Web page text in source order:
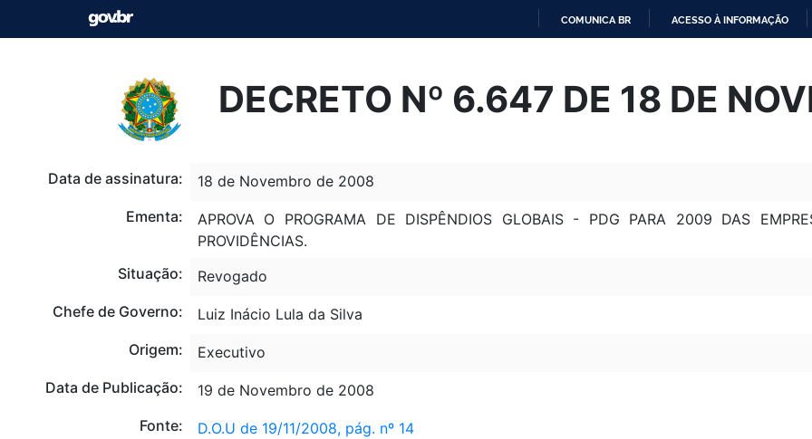
O
CONTEÚDO
COMUNICA BR ACESSO À INFORMAÇÃO
DECRETO Nº 6.647 DE 18 DE
Data de assinatura:
18 de Novembro de 2008
Ementa:
APROVA O PROGRAMA DE DISPÊNDIOS GLOBAIS - PDG PARA 2009 DAS
PROVIDÊNCIAS.
Situação:
Revogado
Chefe de Governo:
Luiz Inácio Lula da Silva
Origem:
Executivo
Data de Publicação:
19 de Novembro de 2008
Fonte:
D.O.U de 19/11/2008, pág. nº 14